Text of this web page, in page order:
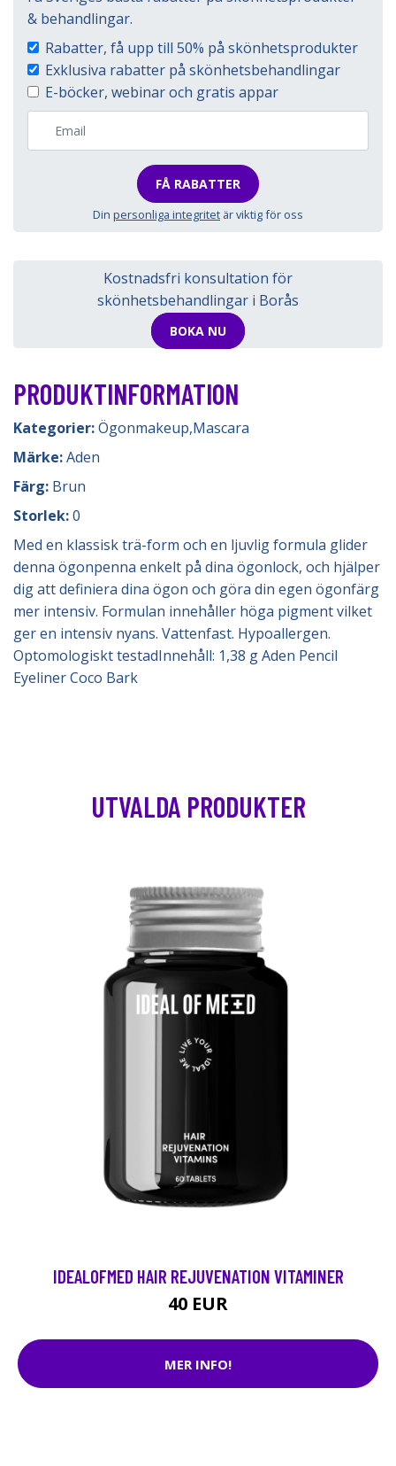
& behandlingar.
Rabatter, få upp till 50% på skönhetsprodukter
Exklusiva rabatter på skönhetsbehandlingar
E-böcker, webinar och gratis appar
FÅ RABATTER
Din personliga integritet är viktig för oss
Kostnadsfri konsultation för
skönhetsbehandlingar i Borås
BOKA NU
PRODUKTINFORMATION
Kategorier:Ögonmakeup,Mascara
Märke:Aden
Färg: Brun
Storlek:0
Med en klassisk trä-form och en ljuvlig formula glider
denna ögonpenna enkelt på dina ögonlock, och hjälper
dig att definiera dina ögon och göra din egen ögonfärg
mer intensiv. Formulan innehåller höga pigment vilket
ger en intensiv nyans. Vattenfast. Hypoallergen.
Optomologiskt testadInnehåll: 1,38 g Aden Pencil
Eyeliner Coco Bark
UTVALDA PRODUKTER
IDEALOFMED HAIR REJUVENATION VITAMINER
40 EUR
MER INFO!